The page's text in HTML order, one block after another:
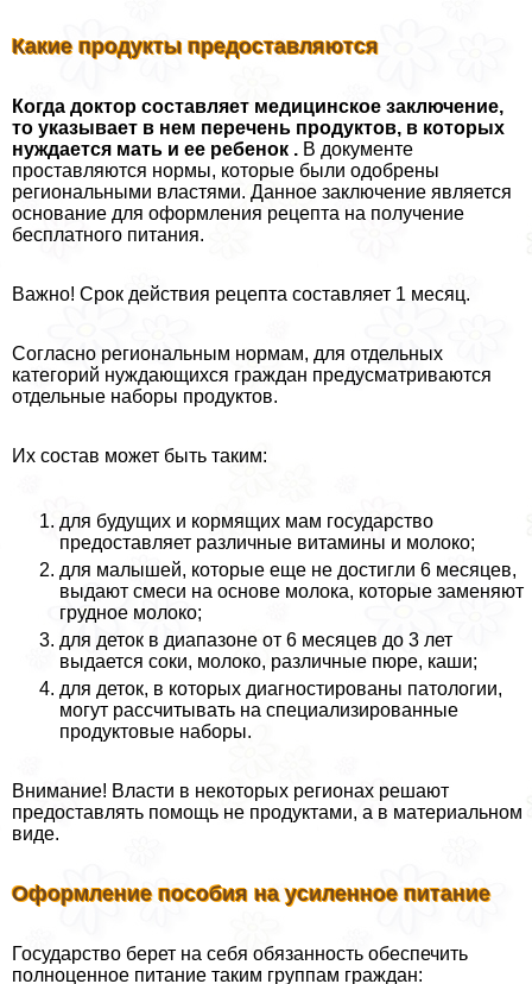
Какие продукты предоставляются
Когда доктор составляет медицинское заключение,
то указывает в нем перечень продуктов, в которых
нуждается мать и ее ребенок . В документе
проставляются нормы, которые были одобрены
региональными властями. Данное заключение является
основание для оформления рецепта на получение
бесплатного питания.
Важно! Срок действия рецепта составляет 1 месяц.
Согласно региональным нормам, для отдельных
категорий нуждающихся граждан предусматриваются
отдельные наборы продуктов.
Их состав может быть таким:
для будущих и кормящих мам государство
предоставляет различные витамины и молоко;
для малышей, которые еще не достигли 6 месяцев,
выдают смеси на основе молока, которые заменяют
грудное молоко;
для деток в диапазоне от 6 месяцев до 3 лет
выдается соки, молоко, различные пюре, каши;
для деток, в которых диагностированы патологии,
могут рассчитывать на специализированные
продуктовые наборы.
Внимание! Власти в некоторых регионах решают
предоставлять помощь не продуктами, а в материальном
виде.
Оформление пособия на усиленное питание
Государство берет на себя обязанность обеспечить
полноценное питание таким группам граждан: